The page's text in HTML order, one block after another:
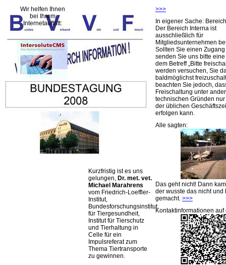
Wir helfen Ihnen
bei Ihrem
Internetauftritt:
Kurzfristig ist es uns
gelungen, Dr. met. vet.
Michael Marahrens
vom Friedrich-Loeffler-
Institut,
Bundesforschungsinstitut
für Tiergesundheit,
Institut für Tierschutz
und Tierhaltung in
Celle für ein
Impulsreferat zum
Thema Tiertransporte
zu gewinnen.
>>>
In eigener Sache:
Der Bereich Interna ist
ausschließlich für
Mitgliedsunternehmen
Sollten Sie einen
senden Sie uns bitte
dem Betreff „Bitte
werden versuchen, Sie
baldmöglichst
beachten Sie jedoch,
Freischaltung unter
technischen Gründen
der üblichen
erfolgen kann.
Alle sagten:
Das geht nicht! Dann
der wusste das nicht und
gemacht. >>>
Kontaktinformationen